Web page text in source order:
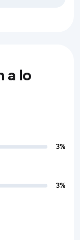
a lo
3%
3%